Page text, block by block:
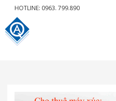
HOTLINE: 0963. 799.890